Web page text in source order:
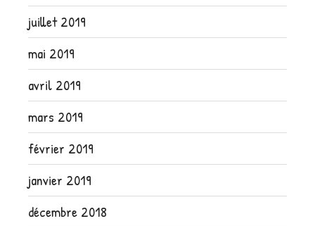
juillet 2019
mai 2019
avril 2019
mars 2019
février 2019
janvier 2019
décembre 2018